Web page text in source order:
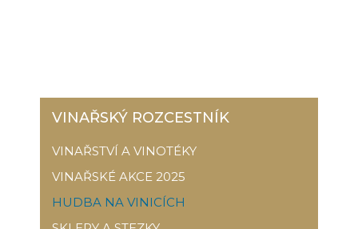
VINAŘSKÝ ROZCESTNÍK
VINAŘSTVÍ A VINOTÉKY
VINAŘSKÉ AKCE 2025
HUDBA NA VINICÍCH